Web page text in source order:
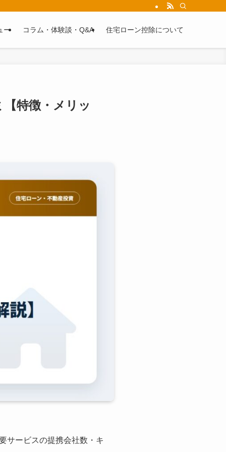
ー コラム・体験談・Q&A 住宅ローン控除について
特徴・メリッ
サービスの提携会社数・キ